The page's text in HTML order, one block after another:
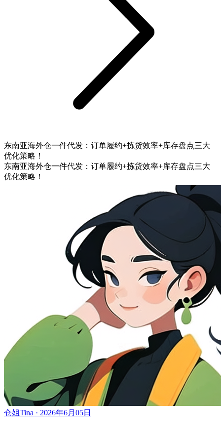
东南亚海外仓一件代发：订单履约+拣货效率+库存盘点三大
优化策略！
东南亚海外仓一件代发：订单履约+拣货效率+库存盘点三大
优化策略！
仓姐Tina · 2026年6月05日